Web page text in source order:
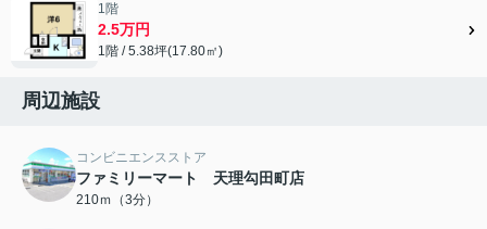
1階
2.5万円
1階 / 5.38坪(17.80㎡)
周辺施設
コンビニエンスストア
ファミリーマート 天理勾田町店
210ｍ（3分）